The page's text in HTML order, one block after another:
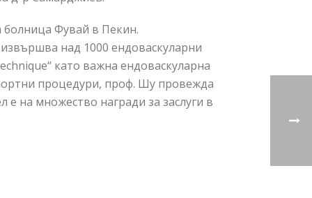
болница Фувай в Пекин.
над 1000 ендоваскуларни
като важна ендоваскуларна
процедури, проф. Шу провежда
на множество награди за заслуги в